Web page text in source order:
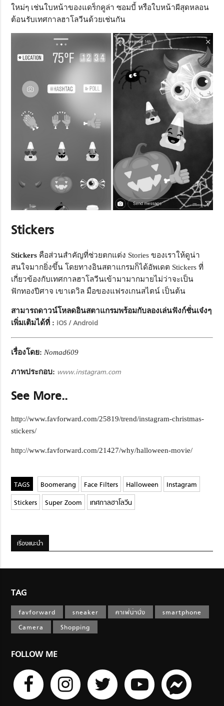
ใหม่ๆ เช่นใบหน้าของแดร็กคูล่า ซอมบี้ หรือใบหน้าผีสุดหลอน
ต้อนรับเทศกาลฮาโลวีนด้วยเช่นกัน
Stickers
Stickers คือส่วนสำคัญที่ช่วยตกแต่ง Stories ของเราให้ดูน่า
สนใจมากยิ่งขึ้น โดยทางอินสตาแกรมก็ได้อัพเดต Stickers ที่
เกี่ยวข้องกับเทศกาลฮาโลวีนเข้ามามากมายไม่ว่าจะเป็น
ฟักทองปีศาจ เขาเดวิล มือของแฟรงเกนสไตน์ เป็นต้น
สามารถดาวน์โหลดอินสตาแกรมพร้อมกับลองเล่นฟังก์ชั่นเจ๋งๆ
เพิ่มเติมได้ที่ : iOS /Android
เรื่องโดย: Nomad609
ภาพประกอบ: www.instagram.com
See More..
http://www.favforward.com/25819/trend/instagram-christmas-
stickers/
http://www.favforward.com/21427/why/halloween-movie/
Boomerang Face Filters Halloween
Instagram
Stickers
Super Zoom เทศกาลฮาโลวีน
เรื่องแนะนำ
TAG
favforward sneaker คาเฟ่น่านั่ง
smartphone
Camera
Shopping
FOLLOW ME